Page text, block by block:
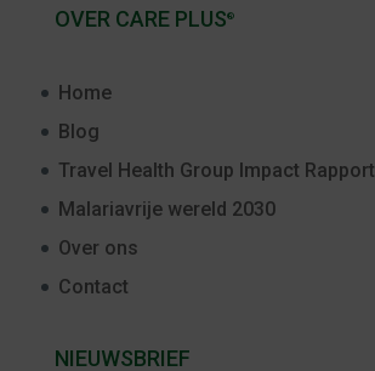
OVER CARE PLUS®
Home
Blog
Travel Health Group Impact Rapport
Malariavrije wereld 2030
Over ons
Contact
NIEUWSBRIEF